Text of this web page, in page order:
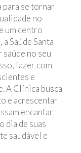
para se tornar
no
um centro
Saúde Santa
no seu
fazer com
e
A Clínica busca
e acrescentar
encantar
dia de suas
saudável e